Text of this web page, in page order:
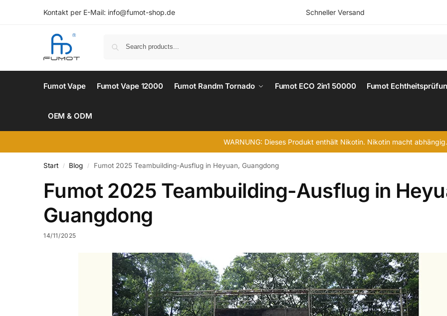
Kontakt per E-Mail: info@fumot-shop.de Schneller Versand
Fumot Vape Fumot Vape 12000 Fumot Randm Tornado Fumot ECO 2in1 50000 Fumot
OEM & ODM
WARNUNG: Dieses Produkt enthält Nikotin. Nikotin macht abhängig.
Start / Blog / Fumot 2025 Teambuilding-Ausflug in Heyuan, Guangdong
Fumot 2025 Teambuilding-Ausflug in
Guangdong
14/11/2025